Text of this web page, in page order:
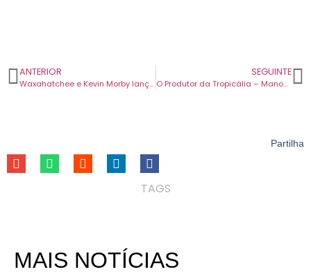
ANTERIOR
Waxahatchee e Kevin Morby lançam versão de “You Found Me” dos The Fray.
SEGUINTE
O Produtor da Tropicália – Manoel Barenbein e os álbuns de um movimento revolucionário
Partilha
TAGS
MAIS NOTÍCIAS